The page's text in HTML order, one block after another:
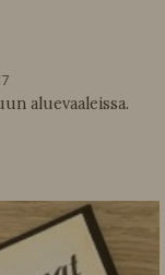
aluevaaleissa.